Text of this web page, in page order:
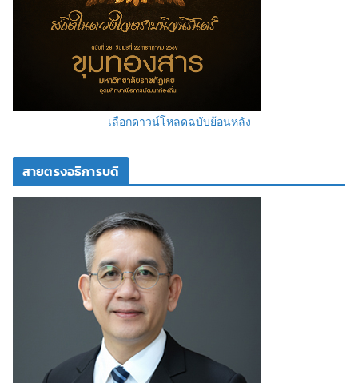
เลือกดาวน์โหลดฉบับย้อนหลัง
สายตรงอธิการบดี